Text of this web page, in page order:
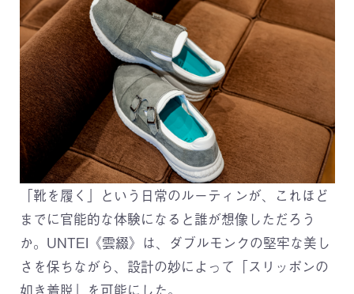
「靴を履く」という日常のルーティンが、これほど
までに官能的な体験になると誰が想像しただろう
か。UNTEI《雲綴》は、ダブルモンクの堅牢な美し
さを保ちながら、設計の妙によって「スリッポンの
如き着脱」を可能にした。